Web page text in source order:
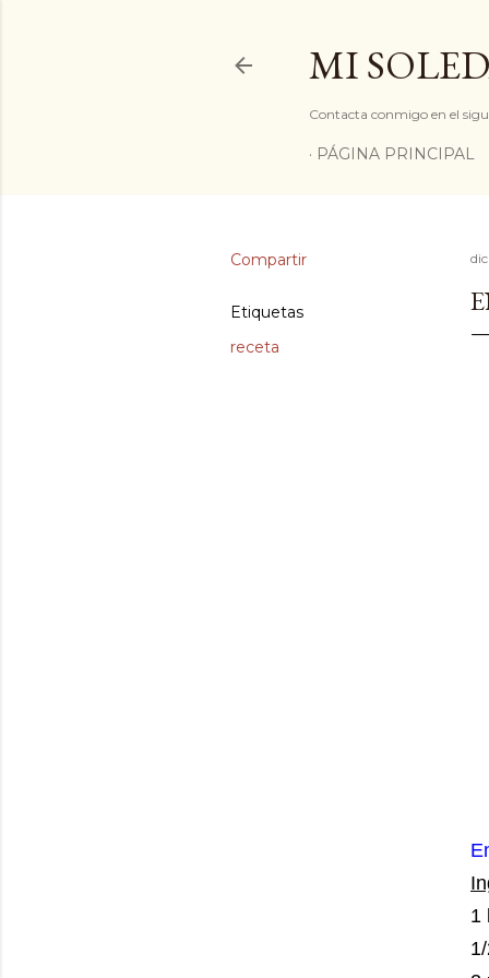
MI
Contacta conmigo en el
PÁGINA PRINCIPAL
Compartir
Etiquetas
receta
1